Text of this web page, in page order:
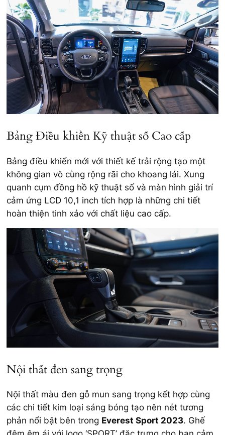
Bảng Điều khiển Kỹ thuật số Cao cấp
Bảng điều khiển mới với thiết kế trải rộng tạo một
không gian vô cùng rộng rãi cho khoang lái. Xung
quanh cụm đồng hồ kỹ thuật số và màn hình giải trí
cảm ứng LCD 10,1 inch tích hợp là những chi tiết
hoàn thiện tinh xảo với chất liệu cao cấp.
Nội thất đen sang trọng
Nội thất màu đen gỗ mun sang trọng kết hợp cùng
các chi tiết kim loại sáng bóng tạo nên nét tương
phản nổi bật bên trong Everest Sport 2023. Ghế